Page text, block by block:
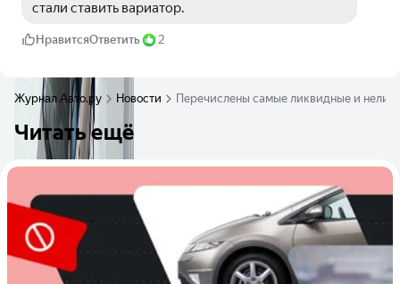
стали ставить вариатор.
НравитсяОтветить 2
Журнал Авто.ру Новости Перечислены самые ликвидные и
Читать ещё